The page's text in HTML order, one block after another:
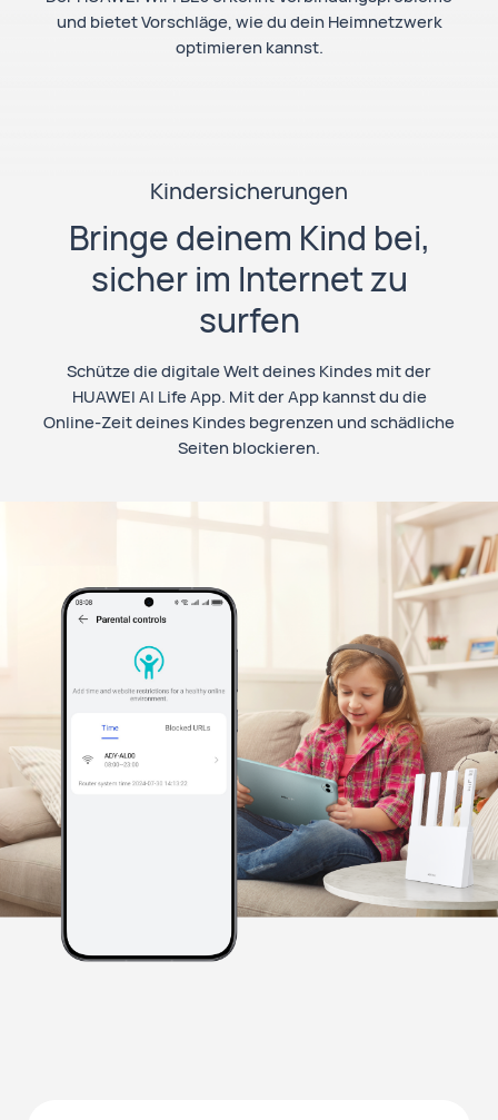
und bietet Vorschläge, wie du dein Heimnetzwerk
optimieren kannst.
Kindersicherungen
Bringe deinem Kind bei,
sicher im Internet zu
surfen
Schütze die digitale Welt deines Kindes mit der
HUAWEI AI Life App. Mit der App kannst du die
Online-Zeit deines Kindes begrenzen und schädliche
Seiten blockieren.